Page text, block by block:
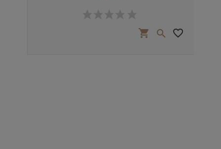
shopping_cart  favorite_border